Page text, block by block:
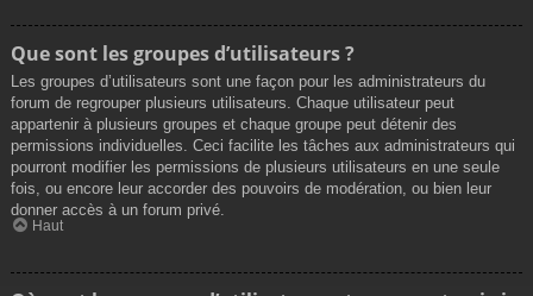
Que sont les groupes d’utilisateurs ?
Les groupes d’utilisateurs sont une façon pour les administrateurs du
forum de regrouper plusieurs utilisateurs. Chaque utilisateur peut
appartenir à plusieurs groupes et chaque groupe peut détenir des
permissions individuelles. Ceci facilite les tâches aux administrateurs qui
pourront modifier les permissions de plusieurs utilisateurs en une seule
fois, ou encore leur accorder des pouvoirs de modération, ou bien leur
donner accès à un forum privé.
Haut